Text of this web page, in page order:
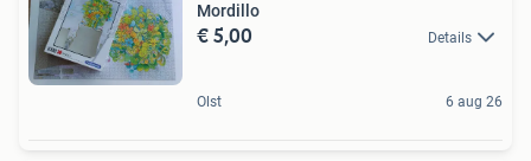
Mordillo
€ 5,00 Details
Olst 6 aug 26